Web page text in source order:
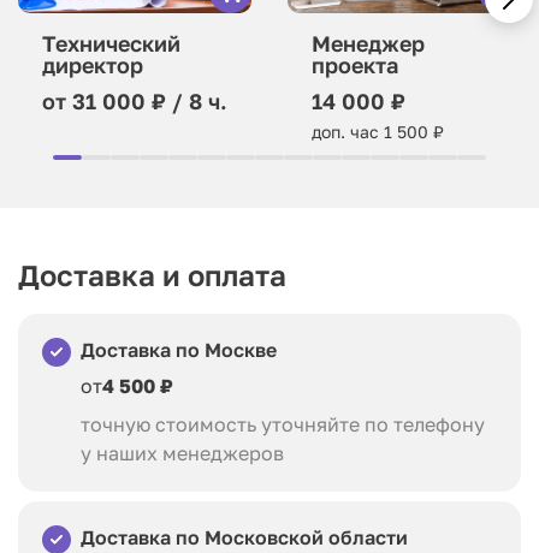
Технический
директор
от 31 000 ₽ / 8 ч.
Менеджер
проекта
14 000 ₽
доп. час 1 500 ₽
Доставка и оплата
Доставка по Москве
от4 500 ₽
точную стоимость уточняйте по телефону
у наших менеджеров
Доставка по Московской области